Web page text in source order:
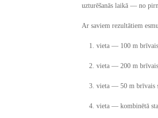
uzturēšanās laikā — no
Ar saviem rezultātiem
vieta — 100 m
vieta — 200 m
vieta — 50 m brīvais
vieta — kombinētā